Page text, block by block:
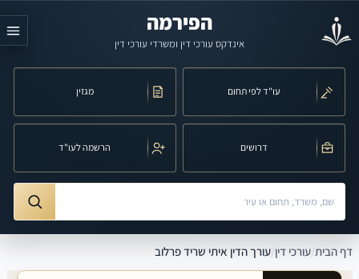
הפירמה
אינדקס עורכי דין ומשרדי עורכי דין
עו"ד לפי תחום מגזין
דרושים הרשמה לעו"ד
חיפוש לפי שם, משרד, תחום משפט או עיר
דף הבית/עורכי דין/עורך הדין איתי שריד פרלוב